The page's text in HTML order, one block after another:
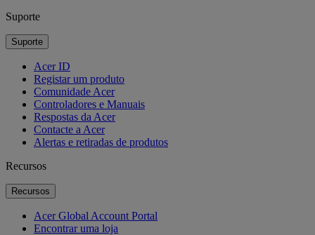
Suporte
Suporte
Acer ID
Registar um produto
Comunidade Acer
Controladores e Manuais
Respostas da Acer
Contacte a Acer
Alertas e retiradas de produtos
Recursos
Recursos
Acer Global Account Portal
Encontrar uma loja